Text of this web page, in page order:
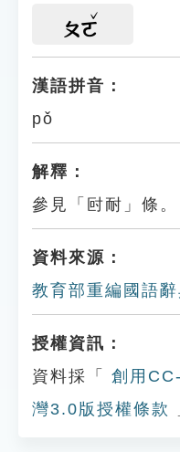
ㄆㄛ
漢語拼音：
pǒ
解釋：
參見「尀耐」條。
資料來源：
教育部重編國語
授權資訊：
資料採「
創用
灣3.0版授權條款